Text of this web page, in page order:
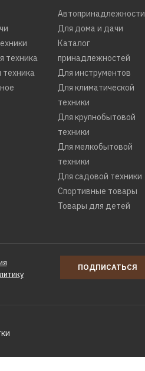
техника
Автопринадлежности
Для дома и дачи
Каталог
принадлежностей
Для инструментов
Для климатической
техники
Для крупнобытовой
техники
Для мелкобытовой
техники
Для садовой техники
Спортивные товары
Товары для детей
ПОДПИСАТЬСЯ